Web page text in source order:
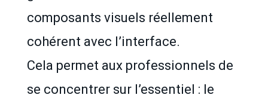
composants visuels réellement
cohérent avec l’interface.
Cela permet aux professionnels de
se concentrer sur l’essentiel : le